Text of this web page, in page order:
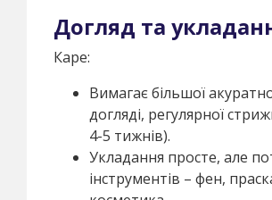
Догляд та
Каре:
Вимагає більшої
догляді, регулярної
4-5 тижнів).
Укладання просте, але
інструментів – фен,